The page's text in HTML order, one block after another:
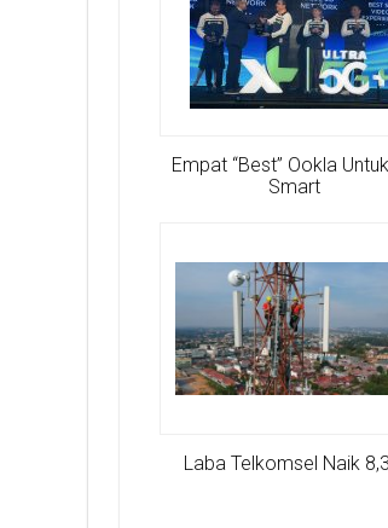
Empat “Best” Ookla
Smart
Laba Telkomsel Naik